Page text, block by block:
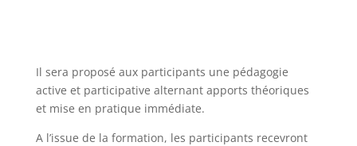
Il sera proposé aux participants une pédagogie
active et participative alternant apports théoriques
et mise en pratique immédiate.
A l’issue de la formation, les participants recevront